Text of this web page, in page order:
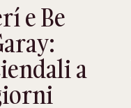
e Be
a